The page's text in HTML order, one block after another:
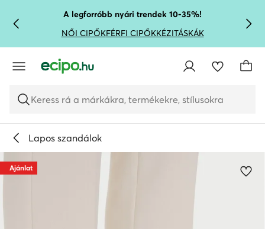
UGRÁS A FŐ TARTALOMRA
UGRÁS A KERESÉSHEZA legforróbb nyári trendek 10-35%!
NŐI CIPŐKFÉRFI CIPŐKKÉZITÁSKÁK
Keress rá a márkákra, termékekre, stílusokra
Lapos szandálok
Ajánlat